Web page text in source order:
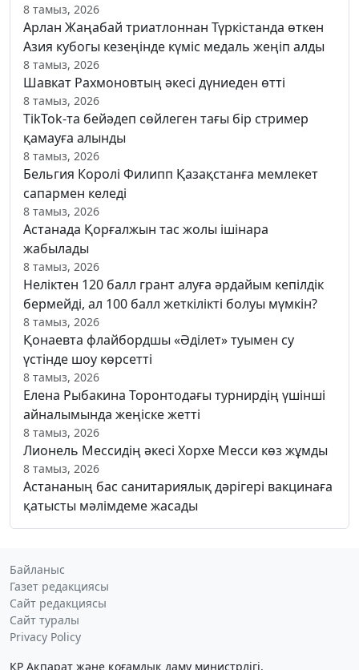
8 тамыз, 2026
Арлан Жаңабай триатлоннан Түркістанда өткен
Азия кубогы кезеңінде күміс медаль жеңіп алды
8 тамыз, 2026
Шавкат Рахмоновтың әкесі дүниеден өтті
8 тамыз, 2026
TikTok-та бейәдеп сөйлеген тағы бір стример
қамауға алынды
8 тамыз, 2026
Бельгия Королі Филипп Қазақстанға мемлекет
сапармен келеді
8 тамыз, 2026
Астанада Қорғалжын тас жолы ішінара
жабылады
8 тамыз, 2026
Неліктен 120 балл грант алуға әрдайым кепілдік
бермейді, ал 100 балл жеткілікті болуы мүмкін?
8 тамыз, 2026
Қонаевта флайбордшы «Әділет» туымен су
үстінде шоу көрсетті
8 тамыз, 2026
Елена Рыбакина Торонтодағы турнирдің үшінші
айналымында жеңіске жетті
8 тамыз, 2026
Лионель Мессидің әкесі Хорхе Месси көз жұмды
8 тамыз, 2026
Астананың бас санитариялық дәрігері вакцинаға
қатысты мәлімдеме жасады
Байланыс
Газет редакциясы
Сайт редакциясы
Сайт туралы
Privacy Policy
ҚР Ақпарат және қоғамдық даму министрлігі,